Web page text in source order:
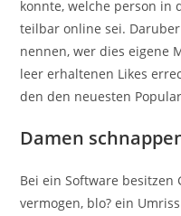
konnte, welche person in
teilbar online sei.
nennen, wer dies eigene
leer erhaltenen Likes
den den neuesten
Damen
Bei ein Software besitzen
vermogen, blo? ein